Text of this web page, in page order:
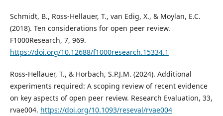
Schmidt, B., Ross-Hellauer, T., van Edig, X., & Moylan, E.C.
(2018). Ten considerations for open peer review.
F1000Research, 7, 969.
https://doi.org/10.12688/f1000research.15334.1
Ross-Hellauer, T., & Horbach, S.P.J.M. (2024). Additional
experiments required: A scoping review of recent evidence
on key aspects of open peer review. Research Evaluation, 33,
rvae004. https://doi.org/10.1093/reseval/rvae004